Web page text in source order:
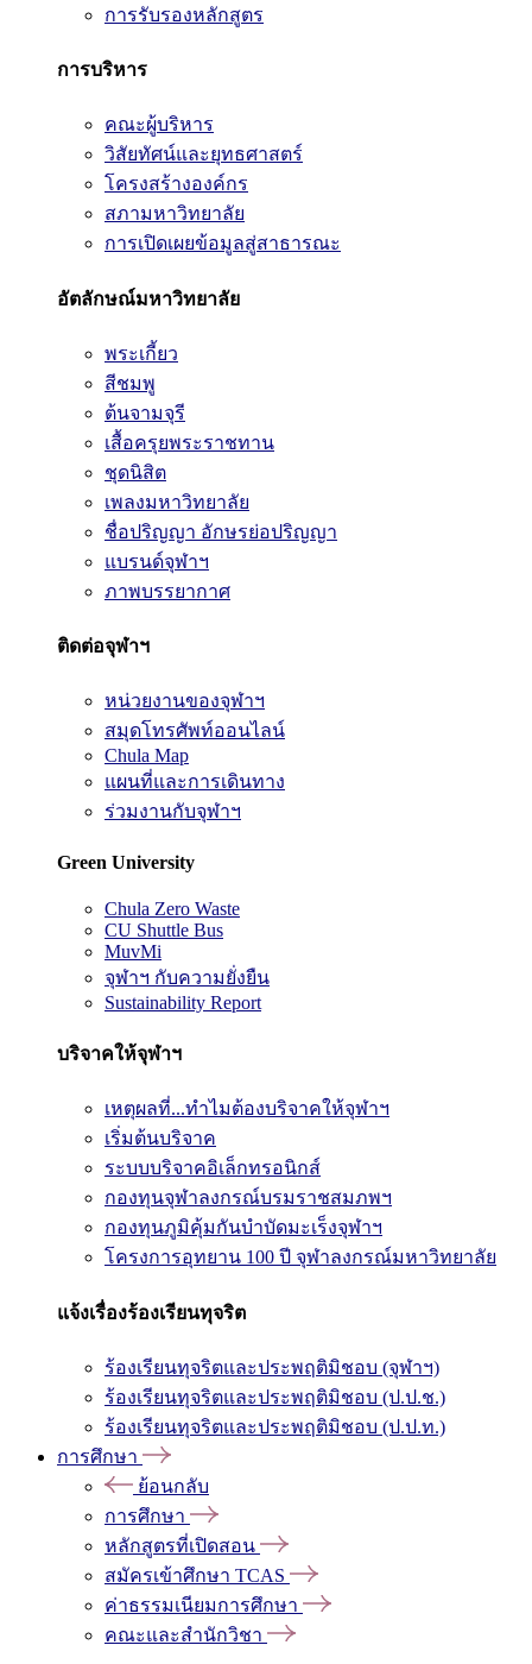
การรับรองหลักสูตร
การบริหาร
คณะผู้บริหาร
วิสัยทัศน์และยุทธศาสตร์
โครงสร้างองค์กร
สภามหาวิทยาลัย
การเปิดเผยข้อมูลสู่สาธารณะ
อัตลักษณ์มหาวิทยาลัย
พระเกี้ยว
สีชมพู
ต้นจามจุรี
เสื้อครุยพระราชทาน
ชุดนิสิต
เพลงมหาวิทยาลัย
ชื่อปริญญา อักษรย่อปริญญา
แบรนด์จุฬาฯ
ภาพบรรยากาศ
ติดต่อจุฬาฯ
หน่วยงานของจุฬาฯ
สมุดโทรศัพท์ออนไลน์
Chula Map
แผนที่และการเดินทาง
ร่วมงานกับจุฬาฯ
Green University
Chula Zero Waste
CU Shuttle Bus
MuvMi
จุฬาฯ กับความยั่งยืน
Sustainability Report
บริจาคให้จุฬาฯ
เหตุผลที่...ทำไมต้องบริจาคให้จุฬาฯ
เริ่มต้นบริจาค
ระบบบริจาคอิเล็กทรอนิกส์
กองทุนจุฬาลงกรณ์บรมราชสมภพฯ
กองทุนภูมิคุ้มกันบำบัดมะเร็งจุฬาฯ
โครงการอุทยาน 100 ปี จุฬาลงกรณ์มหาวิทยาลัย
แจ้งเรื่องร้องเรียนทุจริต
ร้องเรียนทุจริตและประพฤติมิชอบ (จุฬาฯ)
ร้องเรียนทุจริตและประพฤติมิชอบ (ป.ป.ช.)
ร้องเรียนทุจริตและประพฤติมิชอบ (ป.ป.ท.)
การศึกษา
ย้อนกลับ
การศึกษา
หลักสูตรที่เปิดสอน
สมัครเข้าศึกษา TCAS
ค่าธรรมเนียมการศึกษา
คณะและสำนักวิชา